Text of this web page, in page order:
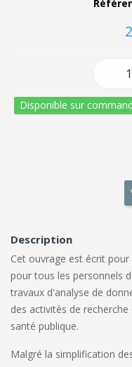
Disponible sur
Description
Cet ouvrage est écrit
pour tous les personnels
travaux d'analyse de
des activités de
santé publique.
Malgré la simplification